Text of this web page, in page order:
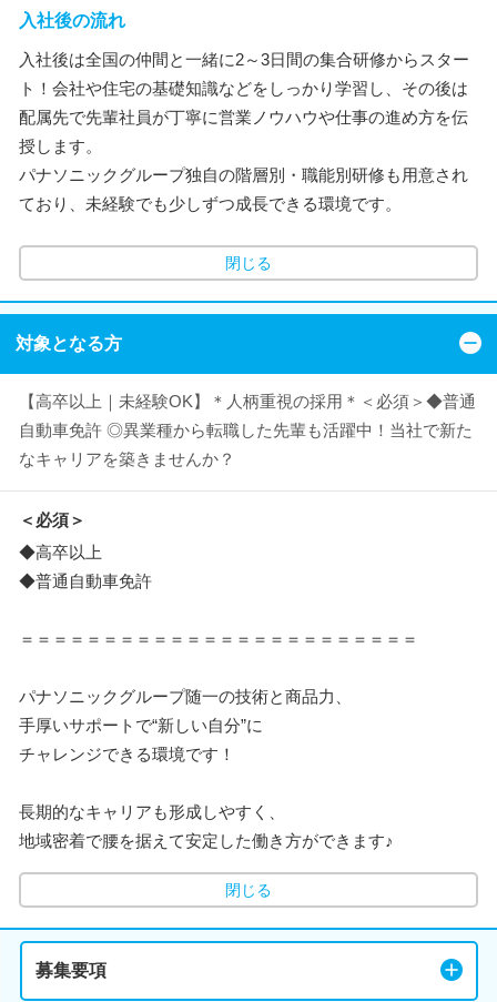
入社後の流れ
入社後は全国の仲間と一緒に2～3日間の集合研修からスター
ト！会社や住宅の基礎知識などをしっかり学習し、その後は
配属先で先輩社員が丁寧に営業ノウハウや仕事の進め方を伝
授します。
パナソニックグループ独自の階層別・職能別研修も用意され
ており、未経験でも少しずつ成長できる環境です。
閉じる
対象となる方
【高卒以上｜未経験OK】＊人柄重視の採用＊＜必須＞◆普通
自動車免許 ◎異業種から転職した先輩も活躍中！当社で新た
なキャリアを築きませんか？
＜必須＞
◆高卒以上
◆普通自動車免許
＝＝＝＝＝＝＝＝＝＝＝＝＝＝＝＝＝＝＝＝＝＝＝＝
パナソニックグループ随一の技術と商品力、
手厚いサポートで“新しい自分”に
チャレンジできる環境です！
長期的なキャリアも形成しやすく、
地域密着で腰を据えて安定した働き方ができます♪
閉じる
募集要項